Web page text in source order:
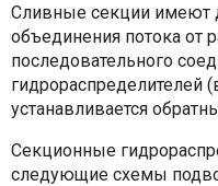
Сливные секции имеют
объединения потока от
последовательного
гидрораспределителей
устанавливается
Секционные
следующие схемы